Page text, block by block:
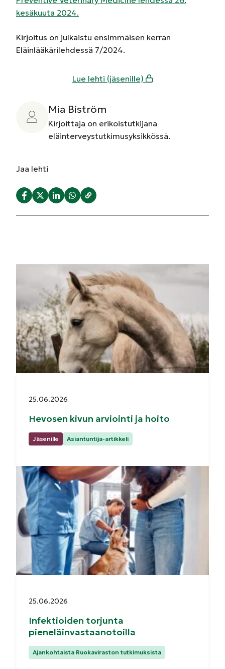
kesäkuuta 2024.
Kirjoitus on julkaistu ensimmäisen kerran
Eläinlääkärilehdessä 7/2024.
Lue lehti (jäsenille)
Mia Biström
Kirjoittaja on erikoistutkijana
eläinterveystutkimusyksikkössä.
Jaa lehti
Hevosen kivun arviointi ja hoito
Julkaistu:
25.06.2026
Jäsenille
Kategoriat:Asiantuntija-artikkeli
Infektioiden torjunta
pieneläinvastaanotoilla
Julkaistu:
25.06.2026
Kategoriat:
Ajankohtaista Ruokaviraston tutkimuksista